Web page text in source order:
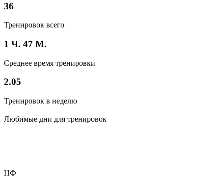
36
Тренировок всего
1 Ч. 47 М.
Среднее время тренировки
2.05
Тренировок в неделю
Любимые дни для тренировок
НФ